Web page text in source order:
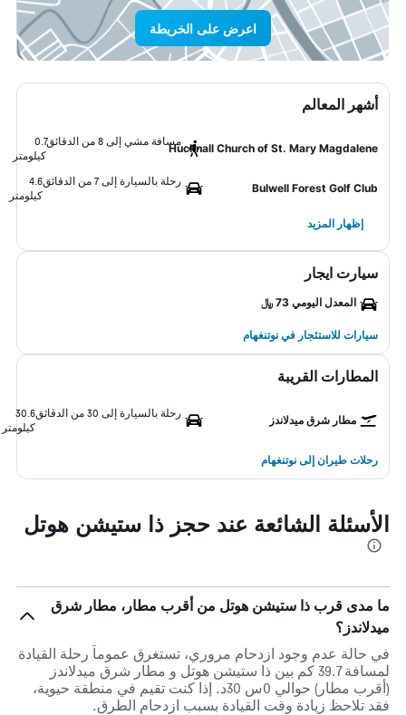
اعرض على الخريطة
أشهر المعالم
Hucknall Church of St. Mary Magdalene
مسافة مشي إلى 8 من الدقائق
0.7
كيلومتر
Bulwell Forest Golf Club
رحلة بالسيارة إلى 7 من الدقائق
4.6
كيلومتر
إظهار المزيد
سيارت ايجار
المعدل اليومي 73 ﷼
سيارات للاستئجار في نوتنغهام
المطارات القريبة
مطار شرق ميدلاندز
رحلة بالسيارة إلى 30 من الدقائق
30.6
كيلومتر
رحلات طيران إلى نوتنغهام
الأسئلة الشائعة عند حجز ذا ستيشن هوتل
ما مدى قرب ذا ستيشن هوتل من أقرب مطار، مطار شرق
ميدلاندز؟
في حالة عدم وجود ازدحام مروري، تستغرق عموماً رحلة القيادة
لمسافة 39.7 كم بين ذا ستيشن هوتل و مطار شرق ميدلاندز
(أقرب مطار) حوالي 0س 30د. إذا كنت تقيم في منطقة حيوية،
فقد تلاحظ زيادة وقت القيادة بسبب ازدحام الطرق.